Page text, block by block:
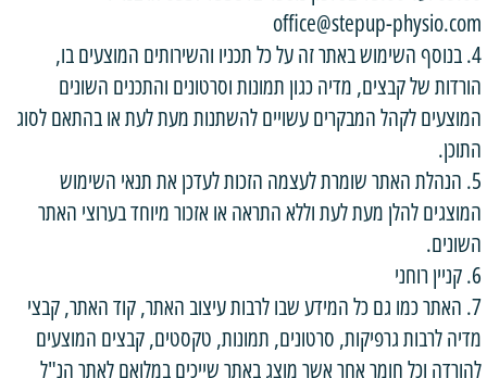
office@stepup-physio.com
4. בנוסף השימוש באתר זה על כל תכניו והשירותים המוצעים בו,
הורדות של קבצים, מדיה כגון תמונות וסרטונים והתכנים השונים
המוצעים לקהל המבקרים עשויים להשתנות מעת לעת או בהתאם לסוג
התוכן.
5. הנהלת האתר שומרת לעצמה הזכות לעדכן את תנאי השימוש
המוצגים להלן מעת לעת וללא התראה או אזכור מיוחד בערוצי האתר
השונים.
6. קניין רוחני
7. האתר כמו גם כל המידע שבו לרבות עיצוב האתר, קוד האתר, קבצי
מדיה לרבות גרפיקות, סרטונים, תמונות, טקסטים, קבצים המוצעים
להורדה וכל חומר אחר אשר מוצג באתר שייכים במלואם לאתר הנ"ל